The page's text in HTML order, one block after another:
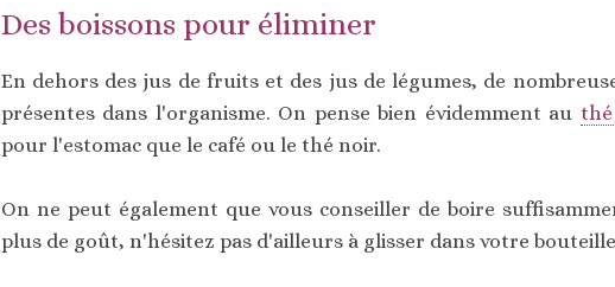
Des boissons pour éliminer
En dehors des jus de fruits et des jus de légumes, de
présentes dans l'organisme. On pense bien évidemment au
pour l'estomac que le café ou le thé noir.
On ne peut également que vous conseiller de boire
plus de goût, n'hésitez pas d'ailleurs à glisser dans votre